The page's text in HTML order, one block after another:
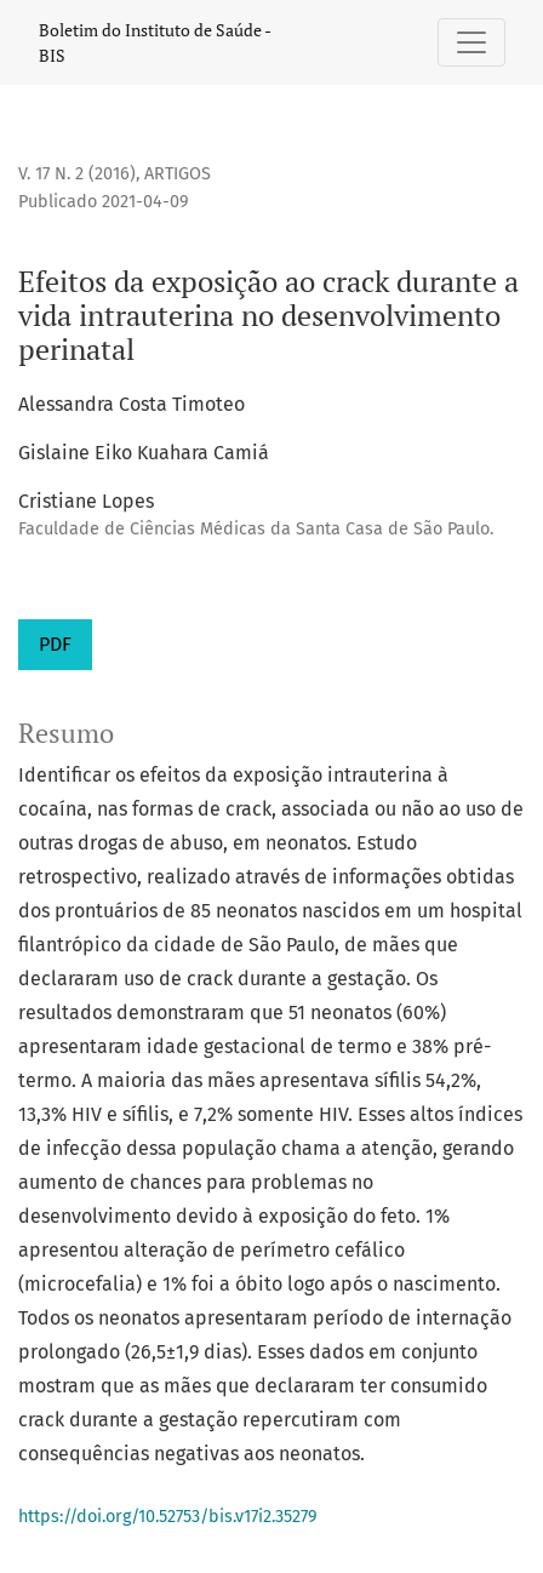
Efeitos da exposição ao crack durante a vida intrauterina
Boletim do Instituto de Saúde -
BIS
V. 17 N. 2 (2016), ARTIGOS
Efeitos da exposição ao crack durante a
vida intrauterina no desenvolvimento
perinatal
Publicado 2021-04-09
Alessandra Costa Timoteo
Gislaine Eiko Kuahara Camiá
Cristiane Lopes
Faculdade de Ciências Médicas da Santa Casa de São Paulo.
PDF
Resumo
Identificar os efeitos da exposição intrauterina à
cocaína, nas formas de crack, associada ou não ao uso de
outras drogas de abuso, em neonatos. Estudo
retrospectivo, realizado através de informações obtidas
dos prontuários de 85 neonatos nascidos em um hospital
filantrópico da cidade de São Paulo, de mães que
declararam uso de crack durante a gestação. Os
resultados demonstraram que 51 neonatos (60%)
apresentaram idade gestacional de termo e 38% pré-
termo. A maioria das mães apresentava sífilis 54,2%,
13,3% HIV e sífilis, e 7,2% somente HIV. Esses altos índices
de infecção dessa população chama a atenção, gerando
aumento de chances para problemas no
desenvolvimento devido à exposição do feto. 1%
apresentou alteração de perímetro cefálico
(microcefalia) e 1% foi a óbito logo após o nascimento.
Todos os neonatos apresentaram período de internação
prolongado (26,5±1,9 dias). Esses dados em conjunto
mostram que as mães que declararam ter consumido
crack durante a gestação repercutiram com
consequências negativas aos neonatos.
https://doi.org/10.52753/bis.v17i2.35279